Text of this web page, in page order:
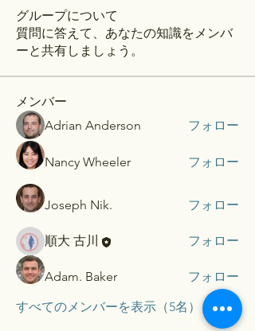
グループについて
質問に答えて、あなたの知識をメンバ
ーと共有しましょう。
メンバー
Adrian Anderson
フォロー
Nancy Wheeler フォロー
Joseph Nik. フォロー
順大 古川 フォロー
Adam. Baker
フォロー
すべてのメンバーを表示（5名）